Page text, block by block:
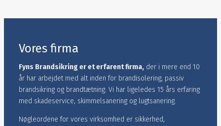
Vores firma
Fyns Brandsikring er et erfarent firma, der i mere end 10
år har arbejdet med alt inden for brandisolering, passiv
brandsikring og brandtætning.​ Vi har ligeledes 15 års erfaring
med skadeservice, skimmelsanering og lugtsanering.
Nøgleordene for vores virksomhed er sikkerhed,